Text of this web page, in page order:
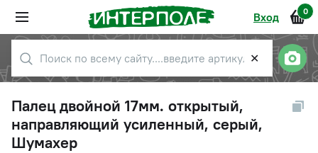
Вход 0
✕
Палец двойной 17мм. открытый,
направляющий усиленный, серый,
Шумахер